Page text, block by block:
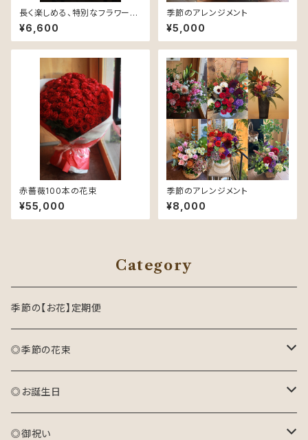
長く楽しめる、特別なフラワーギ
フト。プリザーブドフラワーアレ
ンジメントメント
¥6,600
季節のアレンジメント
¥5,000
赤薔薇100本の花束
¥55,000
季節のアレンジメント
¥8,000
Category
季節の【お花】定期便
◎季節の花束
おまかせ花束(S)
おまかせ花束(M)
◎お誕生日
アレンジメント(生花)
◎御祝い